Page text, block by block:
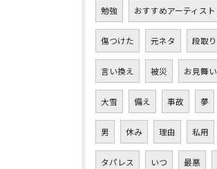
勉強 おすすめアーティスト
傷つけた 元ネタ 段取り
言い換え 被災 お見舞い
大雪 備え 事故 夢
男 休み 理由 私用
タパレス いつ 最悪